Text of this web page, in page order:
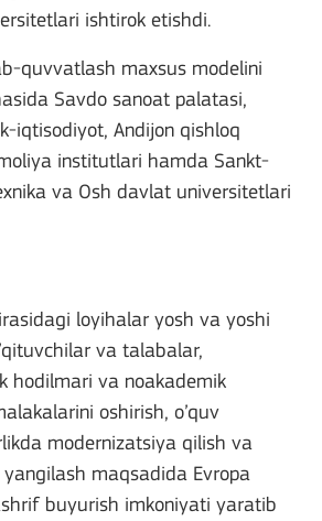
ishtirok etishdi.
quvvatlash maxsus modelini
Savdo sanoat palatasi,
iqtisodiyot, Andijon qishloq
institutlari hamda Sankt-
va Osh davlat universitetlari
loyihalar yosh va yoshi
va talabalar,
hodilmari va noakademik
oshirish, o’quv
modernizatsiya qilish va
maqsadida Evropa
buyurish imkoniyati yaratib